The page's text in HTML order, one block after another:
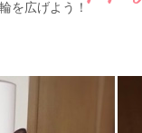
を広げよう！